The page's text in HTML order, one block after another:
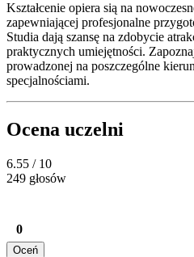
Kształcenie opiera sią na
zapewniającej profesjonalne
Studia dają szansę na zdobycie
praktycznych umiejętności.
prowadzonej na poszczególne
specjalnościami.
Ocena uczelni
6.55 / 10
249 głosów
0
Oceń